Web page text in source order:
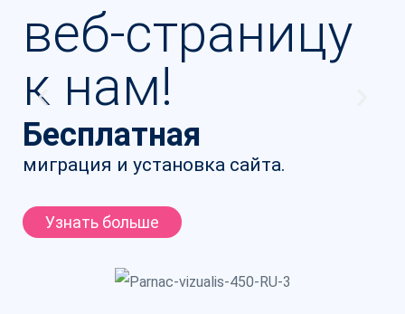
веб‑страницу
к нам!
Бесплатная
миграция и установка сайта.
Узнать больше